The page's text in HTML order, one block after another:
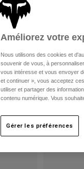
Améliorez votre
Nous utilisons des cookies et
souvenir de vous, à
vous intéresse et vous envoyer
et continuer », vous acceptez
utiliser et partager des
contenu numérique. Vous
Gérer les préférences